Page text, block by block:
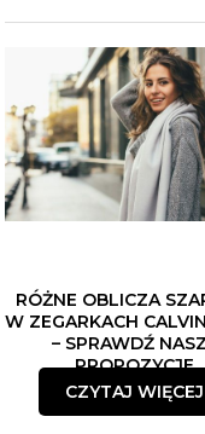
RÓŻNE OBLICZA
W ZEGARKACH
– SPRAWDŹ
PROPOZYCJE
CZYTAJ WIĘCEJ